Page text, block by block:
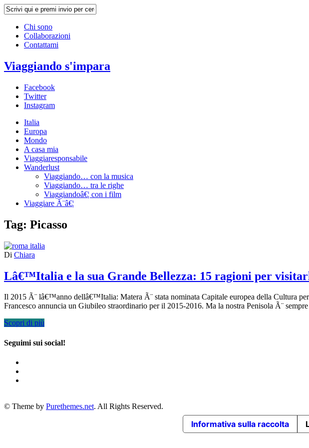
Chi sono
Collaborazioni
Contattami
Viaggiando s'impara
Facebook
Twitter
Instagram
Italia
Europa
Mondo
A casa mia
Viaggiaresponsabile
Wanderlust
Viaggiando… con la musica
Viaggiando… tra le righe
Viaggiandoâ€¦ con i film
Viaggiare Ã¨â€¦
Tag: Picasso
Di Chiara
Lâ€™Italia e la sua Grande Bellezza: 15 ragioni per
Il 2015 Ã¨ lâ€™anno dellâ€™Italia: Matera Ã¨ stata nominata Capitale europea della Cultura
Francesco annuncia un Giubileo straordinario per il 2015-2016. Ma la nostra Penisola Ã¨
Scopri di più
Seguimi sui social!
© Theme by Purethemes.net. All Rights Reserved.
Informativa sulla raccolta